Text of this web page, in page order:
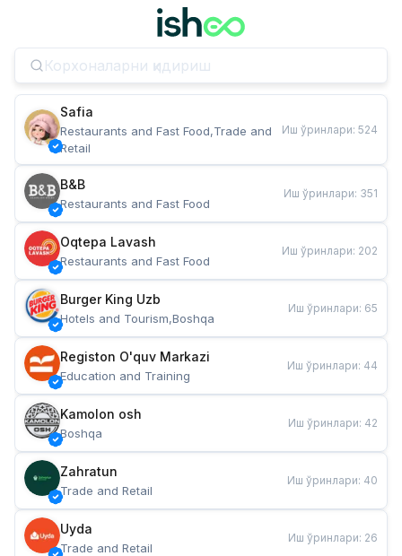
Safia
Restaurants and Fast Food,Trade and
Retail
Иш ўринлари: 524
B&B
Restaurants and Fast Food
Иш ўринлари: 351
Oqtepa Lavash
Restaurants and Fast Food
Иш ўринлари: 202
Burger King Uzb
Hotels and Tourism,Boshqa
Иш ўринлари: 65
Registon O'quv Markazi
Education and Training
Иш ўринлари: 44
Kamolon osh
Boshqa
Иш ўринлари: 42
Zahratun
Trade and Retail
Иш ўринлари: 40
Uyda
Trade and Retail
Иш ўринлари: 26